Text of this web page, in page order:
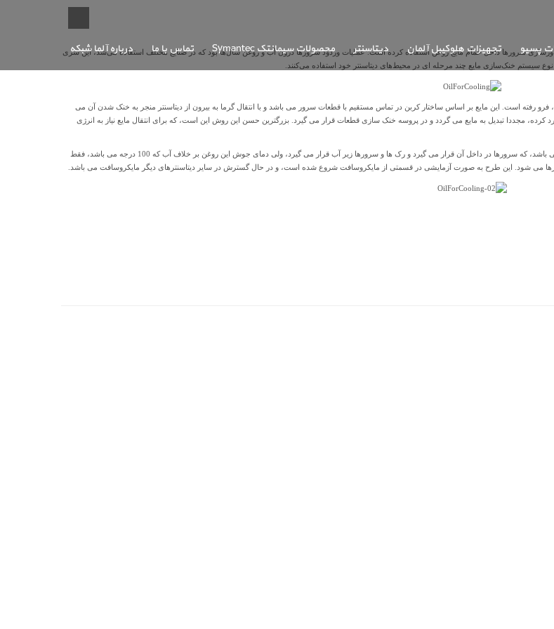
پسیو تجهیزات هلوکیبل آلمان دیتاسنتر محصولات سیمانتک Symantec تماس با ما درباره آلما شبکه
سرورها داخل حمام مایع روغن استفاده کرده است. عملیات وردود سرورها درون آب و روغن سال‌ها بود که در صنایع مختلف استفاده می‌شد، این سری
رفته است. این مایع بر اساس ساختار کربن در تماس مستقیم با قطعات سرور می باشد و با انتقال گرما به بیرون از دیتاسنتر منجر به خنک شدن آن می
به چگالنده برخورد کرده، مجددا تبدیل به مایع می گردد و در پروسه خنک سازی قطعات قرار می گیرد. بزرگترین حسن این روش این است، که برای انتقال مایع نیاز به انرژی
مدیریت گروه توسعه تجهیزات پیشرفته دیتاسنتر مایکروسافت ادعا می کند، این ساختار مشابه یک استخر می باشد، که سرورها در داخل آن قرار می گیرد و رک ها و سرورها زیر آب قرار می گیرد، ولی دمای جوش این روغن بر خلاف آب که 100 درجه می باشد، فقط